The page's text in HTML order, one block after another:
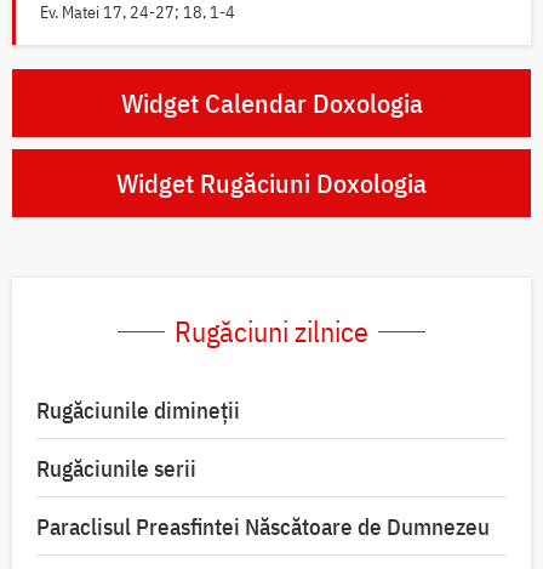
Ev. Matei 17, 24-27; 18, 1-4
Widget Calendar Doxologia
Widget Rugăciuni Doxologia
Rugăciuni zilnice
Rugăciunile dimineții
Rugăciunile serii
Paraclisul Preasfintei Născătoare de Dumnezeu